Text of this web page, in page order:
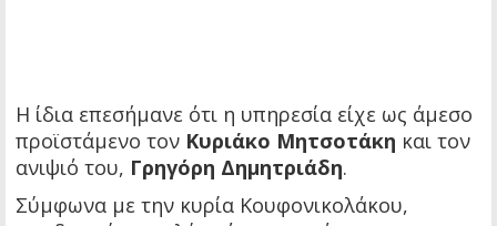
Η ίδια επεσήμανε ότι η υπηρεσία είχε ως άμεσο
προϊστάμενο τον Κυριάκο Μητσοτάκη και τον
ανιψιό του, Γρηγόρη Δημητριάδη.
Σύμφωνα με την κυρία Κουφονικολάκου,